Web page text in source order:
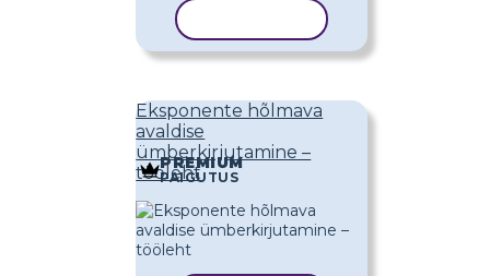
Eksponente hõlmava
avaldise
ümberkirjutamine –
tööleht
PREMIUM
PAIGUTUS